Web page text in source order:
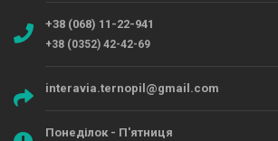
+38 (068) 11-22-941
+38 (0352) 42-42-69
interavia.ternopil@gmail.com
Понеділок - П'ятниця